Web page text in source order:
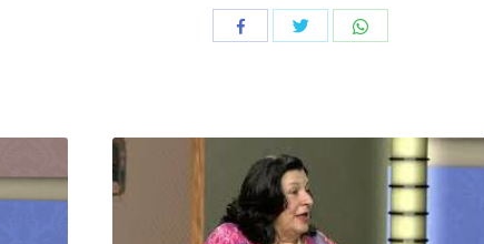
CompartirCompartir